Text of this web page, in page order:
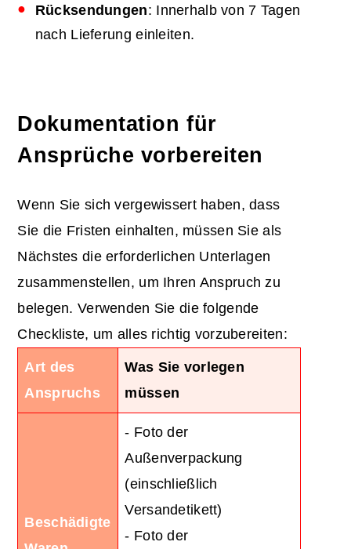
Rücksendungen: Innerhalb von 7 Tagen
nach Lieferung einleiten.
Dokumentation für
Ansprüche vorbereiten
Wenn Sie sich vergewissert haben, dass
Sie die Fristen einhalten, müssen Sie als
Nächstes die erforderlichen Unterlagen
zusammenstellen, um Ihren Anspruch zu
belegen. Verwenden Sie die folgende
Checkliste, um alles richtig vorzubereiten:
Art des
Anspruchs
Was Sie vorlegen
müssen
Beschädigte
- Foto der
Außenverpackung
(einschließlich
Versandetikett)
- Foto der